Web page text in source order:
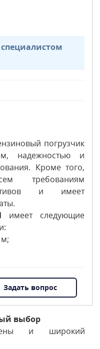
погрузчик
надежностью и
Кроме того,
требованиям
и имеет
имеет следующие
Задать вопрос
выбор
и широкий